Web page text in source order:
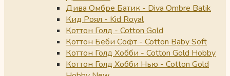
Дива Омбре Батик - Diva Ombre Batik
Кид Роял - Kid Royal
Коттон Голд - Cotton Gold
Коттон Беби Софт - Cotton Baby Soft
Коттон Голд Хобби - Cotton Gold Hobby
Коттон Голд Хобби Нью - Cotton Gold